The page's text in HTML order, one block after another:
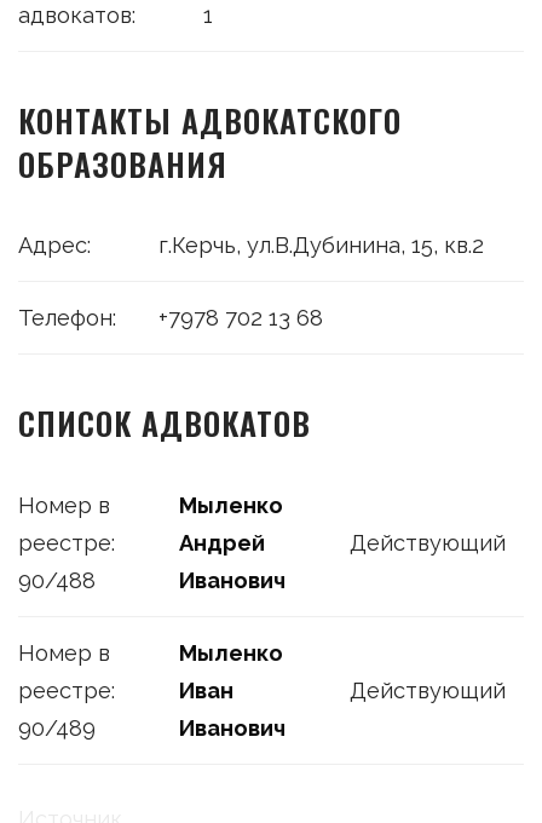
адвокатов: 1
КОНТАКТЫ АДВОКАТСКОГО
ОБРАЗОВАНИЯ
Адрес: г.Керчь, ул.В.Дубинина, 15, кв.2
Телефон: +7978 702 13 68
СПИСОК АДВОКАТОВ
Номер в
реестре:
90/488
Мыленко
Андрей
Иванович
Действующий
Номер в
реестре:
90/489
Мыленко
Иван
Иванович
Действующий